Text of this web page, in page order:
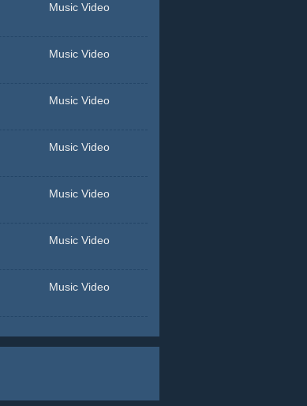
Music Video
Music Video
Music Video
Music Video
Music Video
Music Video
Music Video